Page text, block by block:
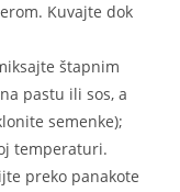
Kuvajte dok
štapnim
pastu ili sos, a
semenke);
temperaturi.
preko panakote